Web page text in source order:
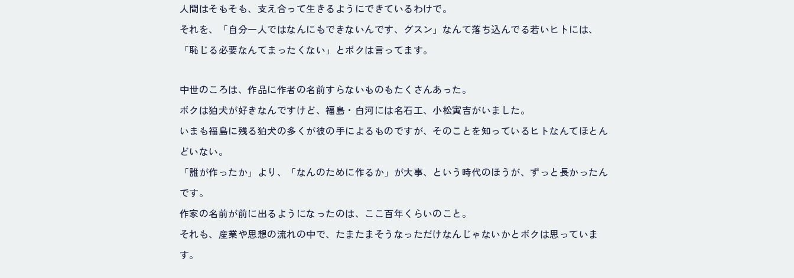
人間はそもそも、支え合って生きるようにできているわけで。
それを、「自分一人ではなんにもできないんです、グスン」なんて落ち込んでる若いヒトには、
「恥じる必要なんてまったくない」とボクは言ってます。
中世のころは、作品に作者の名前すらないものもたくさんあった。
ボクは狛犬が好きなんですけど、福島・白河には名石工、小松寅吉がいました。
いまも福島に残る狛犬の多くが彼の手によるものですが、そのことを知っているヒトなんてほとん
どいない。
「誰が作ったか」より、「なんのために作るか」が大事、という時代のほうが、ずっと長かったん
です。
作家の名前が前に出るようになったのは、ここ百年くらいのこと。
それも、産業や思想の流れの中で、たまたまそうなっただけなんじゃないかとボクは思っていま
す。